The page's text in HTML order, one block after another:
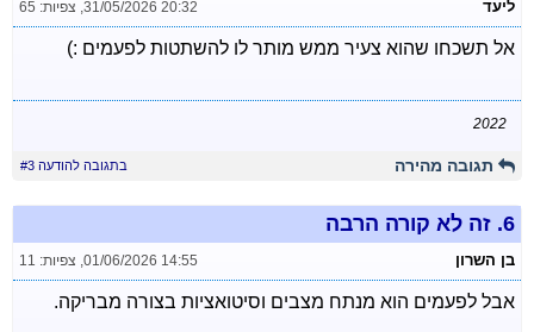
ליעד 31/05/2026 20:32
, צפיות: 65
אל תשכחו שהוא צעיר ממש מותר לו להשתטות לפעמים :)
2022
תגובה מהירה בתגובה להודעה #3
6. זה לא קורה הרבה
בן השרון 01/06/2026 14:55
, צפיות: 11
אבל לפעמים הוא מנתח מצבים וסיטואציות בצורה מבריקה.